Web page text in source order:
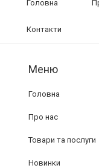
Головна
Контакти
Головна
Про нас
Товари та послуги
Новинки